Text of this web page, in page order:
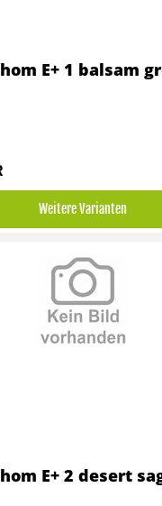
Weitere Varianten
E+ 1 balsam
E+ 2 desert